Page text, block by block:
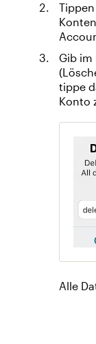
Konten
Gib im
tippe
Konto
Alle